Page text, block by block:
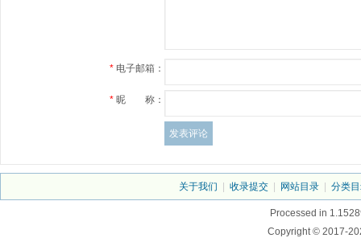
* 电子邮箱：
* 昵 称：
关于我们 收录提交 网站目录 分类
Processed in
Copyright © 2017-